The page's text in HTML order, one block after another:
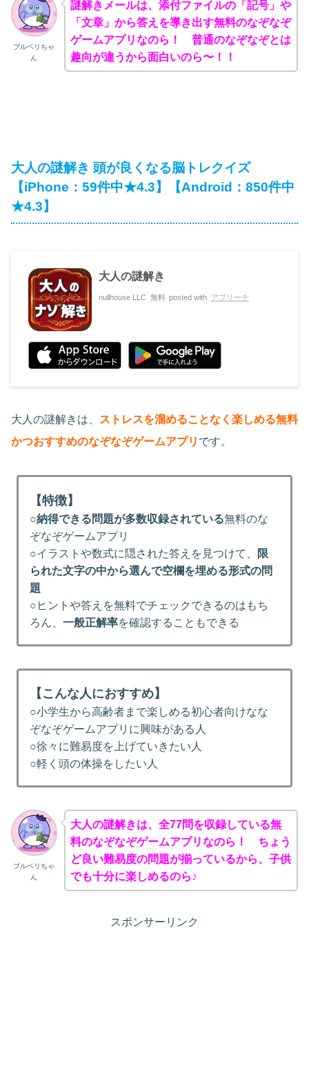
ブルベリちゃ
ん
謎解きメールは、添付ファイルの「記号」や
「文章」から答えを導き出す無料のなぞなぞ
ゲームアプリなのら！ 普通のなぞなぞとは
趣向が違うから面白いのら〜！！
大人の謎解き 頭が良くなる脳トレクイズ
【iPhone：59件中★4.3】【Android：850件中
★4.3】
大人の謎解き
nullhouse LLC 無料 posted with アプリーチ
大人の謎解きは、
ストレスを溜めることなく楽しめる無料
かつおすすめのなぞなぞゲームアプリ です。
【特徴】
○納得できる問題が多数収録されている無料のな
ぞなぞゲームアプリ
○イラストや数式に隠された答えを見つけて、 限
られた文字の中から選んで空欄を埋める形式の問
題
○ヒントや答えを無料でチェックできるのはもち
ろん、一般正解率を確認することもできる
【こんな人におすすめ】
○小学生から高齢者まで楽しめる初心者向けなな
ぞなぞゲームアプリに興味がある人
○徐々に難易度を上げていきたい人
○軽く頭の体操をしたい人
ブルベリちゃ
ん
大人の謎解きは、全77問を収録している無
料のなぞなぞゲームアプリなのら！ ちょう
ど良い難易度の問題が揃っているから、子供
でも十分に楽しめるのら♪
スポンサーリンク